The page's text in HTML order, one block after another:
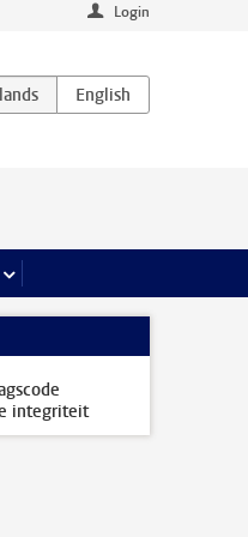
Login
& Marketing pagina’s
meer Veiligheid pagina’s
integriteit